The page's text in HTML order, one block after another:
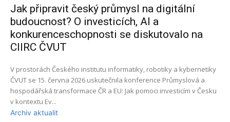
Jak připravit český průmysl na digitální
budoucnost? O investicích, AI a
konkurenceschopnosti se diskutovalo na
CIIRC ČVUT
V prostorách Českého institutu informatiky, robotiky a kybernetiky
ČVUT se 15. června 2026 uskutečnila konference Průmyslová a
hospodářská transformace ČR a EU: Jak pomoci investicím v Česku
v kontextu Ev...
Archiv aktualit